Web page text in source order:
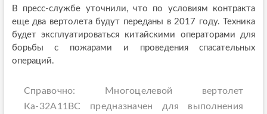
В пресс-службе уточнили, что по условиям контракта
еще два вертолета будут переданы в 2017 году. Техника
будет эксплуатироваться китайскими операторами для
борьбы с пожарами и проведения спасательных
операций.
Справочно: Многоцелевой вертолет
Ка-32А11ВС предназначен для выполнения